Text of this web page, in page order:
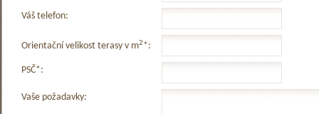
Váš telefon:
Orientační velikost terasy v m2*:
PSČ*:
Vaše požadavky: